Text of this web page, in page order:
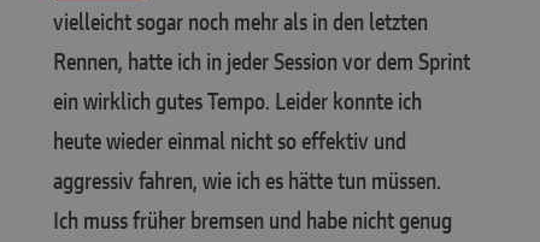
vielleicht sogar noch mehr als in den letzten
Rennen, hatte ich in jeder Session vor dem Sprint
ein wirklich gutes Tempo. Leider konnte ich
heute wieder einmal nicht so effektiv und
aggressiv fahren, wie ich es hätte tun müssen.
Ich muss früher bremsen und habe nicht genug